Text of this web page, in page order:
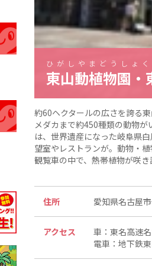
ひがしやまどうしょ
東山動植物園・
約60ヘクタールの広さを誇る
メダカまで約450種類の動物
は、世界遺産になった岐阜県
望室やレストランが。動物・
観覧車の中で、熱帯植物が咲
住所 愛知県名古屋
アクセス
車：東名高速
電車：地下鉄